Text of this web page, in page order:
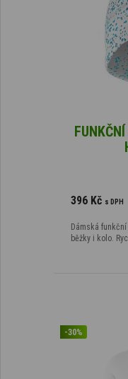
396 Kč s DPH
Dámská
běžky i kolo.
-30%